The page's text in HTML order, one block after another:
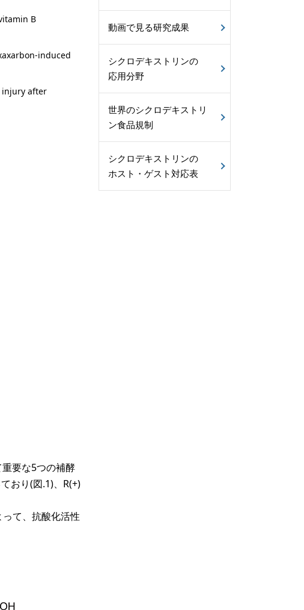
B
induced
injury after
要な5つの補酵
おり(図.1)、R(+)
て、抗酸化活性
動画で見る研究成果
シクロデキストリンの
応用分野
世界のシクロデキストリ
ン食品規制
シクロデキストリンの
ホスト・ゲスト対応表